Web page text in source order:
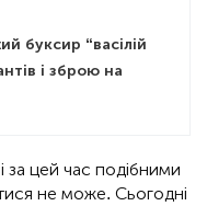
буксир “васілій
і зброю на
за цей час подібними
не може. Сьогодні